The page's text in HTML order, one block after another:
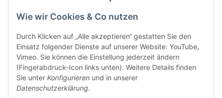
Bewertungen
Wie wir Cookies & Co nutzen
Durch Klicken auf „Alle akzeptieren“ gestatten Sie den
Einsatz folgender Dienste auf unserer Website: YouTube,
Vimeo. Sie können die Einstellung jederzeit ändern
(Fingerabdruck-Icon links unten). Weitere Details finden
Sie unter Konfigurieren und in unserer
Datenschutzerklärung.